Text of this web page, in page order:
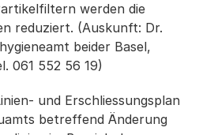
werden die
reduziert. (Auskunft: Dr.
beider Basel,
061 552 56 19)
und Erschliessungsplan
betreffend Änderung